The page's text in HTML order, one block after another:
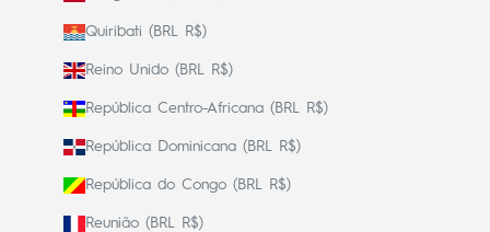
Quiribati (BRL R$)
Reino Unido (BRL R$)
República Centro-Africana (BRL R$)
República Dominicana (BRL R$)
República do Congo (BRL R$)
Reunião (BRL R$)